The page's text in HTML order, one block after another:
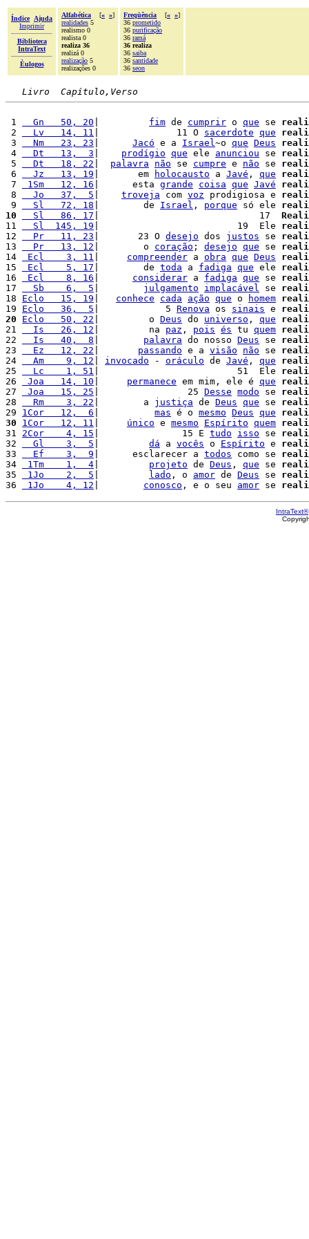
Índice
Ajuda
Imprimir
Biblioteca
IntraText
Èulogos
Alfabética [« »]
realidades 5
realismo 0
realista 0
realiza 36
realizá 0
realização 5
realizações 0
Freqüência [« »]
36 prometido
36 purificação
36 ramá
36 realiza
36 saiba
36 santidade
36 seon
Livro  Capítulo,Verso
1
  Gn   50, 20
fim de cumprir o que se
2
  Lv   14, 11
|              11 O sacerdote que
3
  Nm   23, 23
Jacó e a Israel~o que Deus
4
  Dt   13,  3
prodígio que ele anunciou se
5
  Dt   18, 22
palavra não se cumpre e não se
6
  Jz   13, 19
|       em holocausto a Javé , que
7
1Sm   12, 16 |      esta grande coisa que Javé
8
  Jo   37,  5
troveja com voz prodigiosa e
9
  Sl   72, 18
|        de Israel , porque só ele
10
  Sl   86, 17
|                             17
11
  Sl  145, 19
|                         19  Ele
12
  Pr   11, 23
|       23 O desejo dos justos se
13
  Pr   13, 12
|        o coração ; desejo que se
14
Ecl    3, 11 compreender a obra que Deus
15
Ecl    5, 17 |        de toda a fadiga que ele
16
Ecl    8, 16 considerar a fadiga que se
17
  Sb    6,  5
julgamento implacável se
18 Eclo   15, 19 conhece cada ação que o homem
19 Eclo   36,  5 |            5 Renova os sinais e
20
Eclo   50, 22 |         o Deus do universo , que
21
  Is   26, 12
|         na paz , pois és tu quem
22
  Is   40,  8
palavra do nosso Deus se
23
  Ez   12, 22
passando e a visão não se
24
  Am    9, 12
invocado - oráculo de Javé , que
25
  Lc    1, 51
|                         51  Ele
26
Joa   14, 10 permanece em mim, ele é que
27
Joa   15, 25 |                25 Desse modo se
28
  Rm    3, 22
|        a justiça de Deus que se
29 1Cor   12,  6 mas é o mesmo Deus que
30
1Cor   12, 11 único e mesmo Espírito quem
31 2Cor    4, 15 |               15 E tudo isso se
32
  Gl    3,  5
dá a vocês o Espírito e
33
  Ef    3,  9
|      esclarecer a todos como se
34
1Tm    1,  4 projeto de Deus , que se
35
1Jo    2,  5 lado , o amor de Deus se
36
1Jo    4, 12 conosco , e o seu amor se
IntraText®